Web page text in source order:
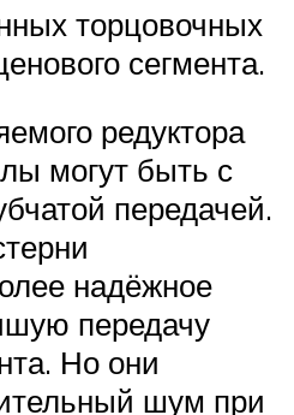
торцовочных
сегмента.
редуктора
могут быть с
передачей.
надёжное
передачу
Но они
шум при